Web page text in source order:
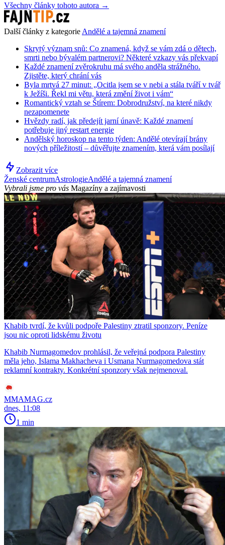
Všechny články tohoto autora →
Další články z kategorie Andělé a tajemná znamení
Skrytý význam snů: Co znamená, když se vám zdá o dětech,
smrti nebo bývalém partnerovi? Některé vzkazy vás překvapí
Každé znamení zvěrokruhu má svého anděla strážného.
Zjistěte, který chrání vás
Byla mrtvá 27 minut: „Ocitla jsem se v nebi a stála tváří v tvář
k Ježíši. Řekl mi větu, která změní život i vám“
Romantický vztah se Štírem: Dobrodružství, na které nikdy
nezapomenete
Hvězdy radí, jak předejít jarní únavě: Každé znamení
potřebuje jiný restart energie
Andělský horoskop na tento týden: Andělé otevírají brány
nových příležitostí – důvěřujte znamením, která vám posílají
Zobrazit více
Ženské centrumAstrologieAndělé a tajemná znamení
Vybrali jsme pro vás Magazíny a zajímavosti
Khabib tvrdí, že kvůli podpoře Palestiny ztratil sponzory. Peníze
jsou nic oproti lidskému životu
Khabib Nurmagomedov prohlásil, že veřejná podpora Palestiny
měla jeho, Islama Makhacheva i Usmana Nurmagomedova stát
reklamní kontrakty. Konkrétní sponzory však nejmenoval.
MMAMAG.cz
dnes, 11:08
1 min